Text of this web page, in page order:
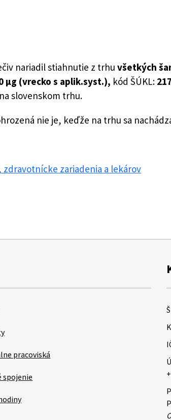
nariadil stiahnutie z trhu všetkých
(vrecko s aplik.syst.), kód ŠÚKL:
slovenskom trhu.
nie je, keďže na trhu sa
zariadenia a lekárov
pracoviská
spojenie